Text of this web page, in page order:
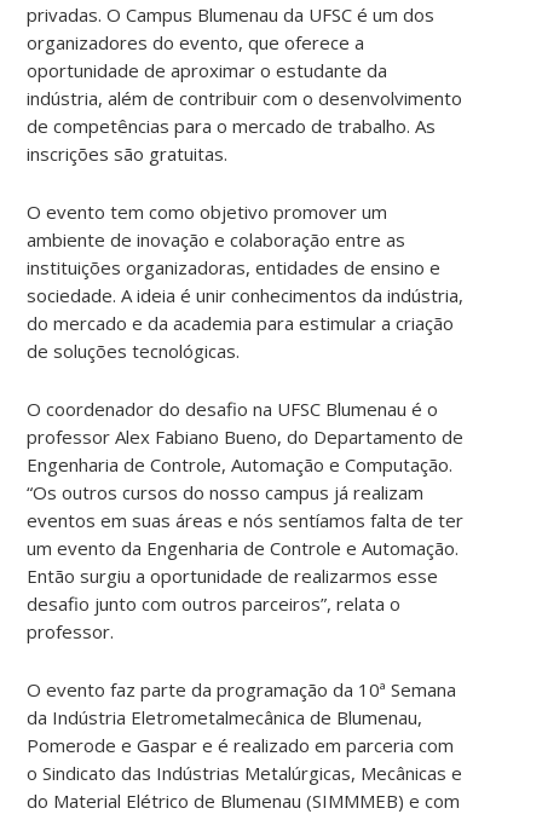
privadas. O Campus Blumenau da UFSC é um dos
organizadores do evento, que oferece a
oportunidade de aproximar o estudante da
indústria, além de contribuir com o desenvolvimento
de competências para o mercado de trabalho. As
inscrições são gratuitas.
O evento tem como objetivo promover um
ambiente de inovação e colaboração entre as
instituições organizadoras, entidades de ensino e
sociedade. A ideia é unir conhecimentos da indústria,
do mercado e da academia para estimular a criação
de soluções tecnológicas.
O coordenador do desafio na UFSC Blumenau é o
professor Alex Fabiano Bueno, do Departamento de
Engenharia de Controle, Automação e Computação.
“Os outros cursos do nosso campus já realizam
eventos em suas áreas e nós sentíamos falta de ter
um evento da Engenharia de Controle e Automação.
Então surgiu a oportunidade de realizarmos esse
desafio junto com outros parceiros”, relata o
professor.
O evento faz parte da programação da 10ª Semana
da Indústria Eletrometalmecânica de Blumenau,
Pomerode e Gaspar e é realizado em parceria com
o Sindicato das Indústrias Metalúrgicas, Mecânicas e
do Material Elétrico de Blumenau (SIMMMEB) e com